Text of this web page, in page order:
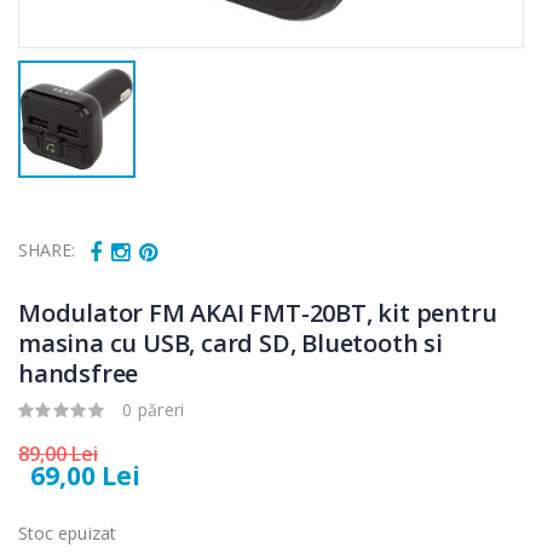
SHARE:
Modulator FM AKAI FMT-20BT, kit pentru
masina cu USB, card SD, Bluetooth si
handsfree
0 păreri
89,00 Lei
69,00 Lei
Stoc epuizat
-25%
electric cu filtru
89,00 Lei
-21%
Masina de tocat